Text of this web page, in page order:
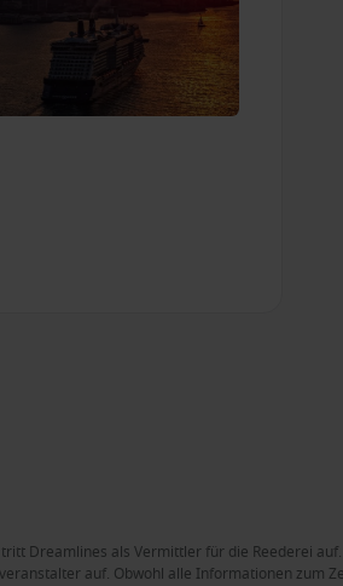
Dreamlines als Vermittler für die Reederei
auf. Obwohl alle Informationen zum